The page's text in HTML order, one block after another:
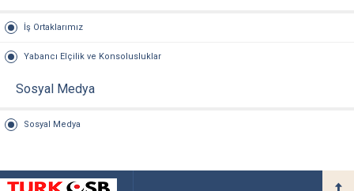
İş Ortaklarımız
Yabancı Elçilik ve Konsolusluklar
Sosyal Medya
Sosyal Medya